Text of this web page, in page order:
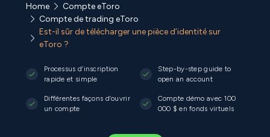
Home
Compte eToro
Compte de trading eToro
Est-il sûr de télécharger une pièce d’identité sur
eToro ?
Processus d’inscription
rapide et simple
Step-by-step guide to
open an account
Différentes façons d’ouvrir
un compte
Compte démo avec 100
000 $ en fonds virtuels